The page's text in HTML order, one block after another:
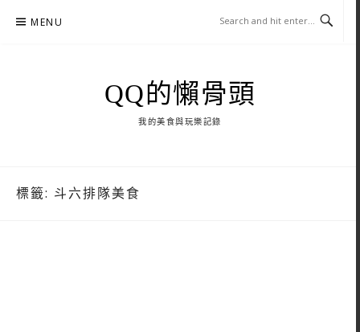
MENU
QQ的懶骨頭
我的美食與玩樂記錄
標籤: 斗六排隊美食